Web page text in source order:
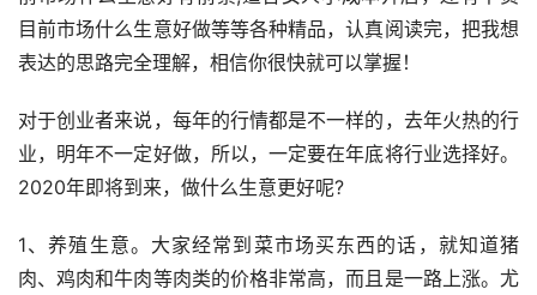
目前市场什么生意好做等等各种精品，认真阅读完，把我想
表达的思路完全理解，相信你很快就可以掌握！
对于创业者来说，每年的行情都是不一样的，去年火热的行
业，明年不一定好做，所以，一定要在年底将行业选择好。
2020年即将到来，做什么生意更好呢?
1、养殖生意。大家经常到菜市场买东西的话，就知道猪
肉、鸡肉和牛肉等肉类的价格非常高，而且是一路上涨。尤